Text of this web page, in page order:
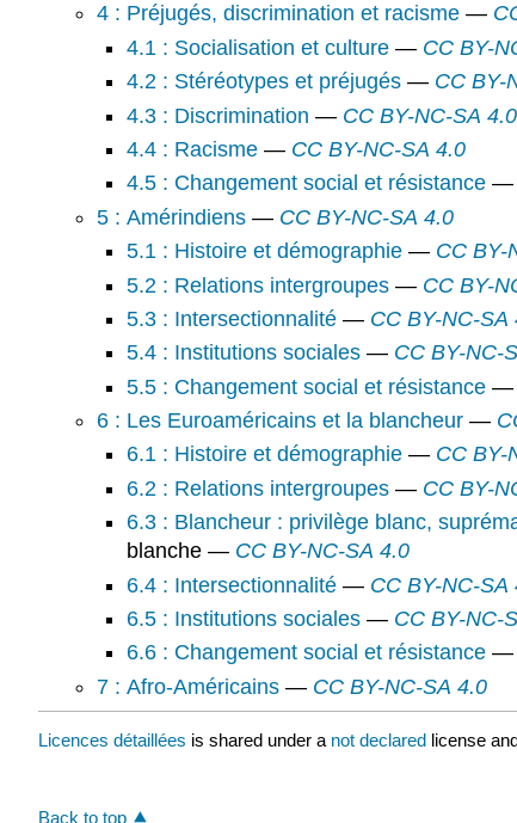
4 : Préjugés, discrimination et racisme —
4.1 : Socialisation et culture— CC BY-
4.2 : Stéréotypes et préjugés— CC BY-
4.3 : Discrimination — CC BY-NC-SA 4.0
4.4 : Racisme— CC BY-NC-SA 4.0
4.5 : Changement social et résistance—
5 : Amérindiens — CC BY-NC-SA 4.0
5.1 : Histoire et démographie— CC BY-
5.2 : Relations intergroupes— CC BY-
5.3 : Intersectionnalité— CC BY-NC-SA
5.4 : Institutions sociales— CC BY-NC-
5.5 : Changement social et résistance—
6 : Les Euroaméricains et la blancheur —
6.1 : Histoire et démographie— CC BY-
6.2 : Relations intergroupes— CC BY-
6.3 : Blancheur : privilège blanc,
blanche — CC BY-NC-SA 4.0
6.4 : Intersectionnalité— CC BY-NC-SA
6.5 : Institutions sociales— CC BY-NC-
6.6 : Changement social et résistance—
7 : Afro-Américains — CC BY-NC-SA 4.0
Licences détaillées is shared under a not declared license
Back to top